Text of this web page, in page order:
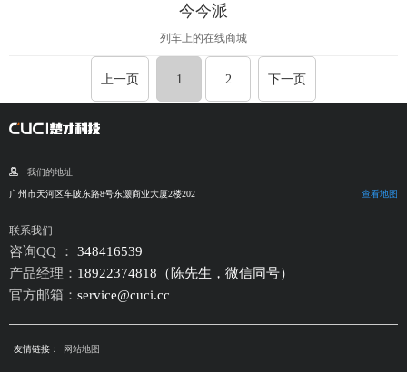
今今派
列车上的在线商城
上一页 1 2 下一页
我们的地址
广州市天河区车陂东路8号东灏商业大厦2楼202 查看地图
联系我们
咨询QQ ： 348416539
产品经理： 18922374818（陈先生，微信同号）
官方邮箱： service@cuci.cc
友情链接： 网站地图